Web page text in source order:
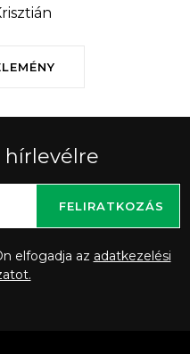
hírlevélre
elfogadja az adatkezelési
FELIRATKOZÁS